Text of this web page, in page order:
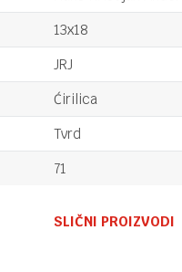
13x18
JRJ
Ćirilica
Tvrd
71
SLIČNI PROIZVODI